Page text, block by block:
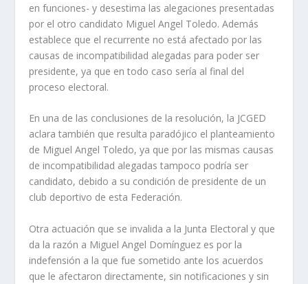
en funciones- y desestima las alegaciones presentadas
por el otro candidato Miguel Angel Toledo. Además
establece que el recurrente no está afectado por las
causas de incompatibilidad alegadas para poder ser
presidente, ya que en todo caso sería al final del
proceso electoral.
En una de las conclusiones de la resolución, la JCGED
aclara también que resulta paradójico el planteamiento
de Miguel Angel Toledo, ya que por las mismas causas
de incompatibilidad alegadas tampoco podría ser
candidato, debido a su condición de presidente de un
club deportivo de esta Federación.
Otra actuación que se invalida a la Junta Electoral y que
da la razón a Miguel Angel Domínguez es por la
indefensión a la que fue sometido ante los acuerdos
que le afectaron directamente, sin notificaciones y sin